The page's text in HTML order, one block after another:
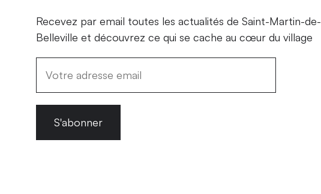
Recevez par email toutes les actualités de Saint-Martin-de-
Belleville et découvrez ce qui se cache au cœur du village
S'abonner